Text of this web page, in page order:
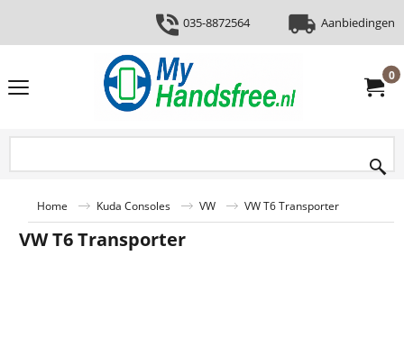
035-8872564 Aanbiedingen
0
Home Kuda Consoles VW VW T6 Transporter
VW T6 Transporter